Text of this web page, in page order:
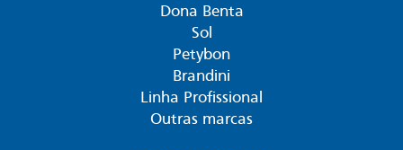
Dona Benta
Sol
Petybon
Brandini
Linha Profissional
Outras marcas